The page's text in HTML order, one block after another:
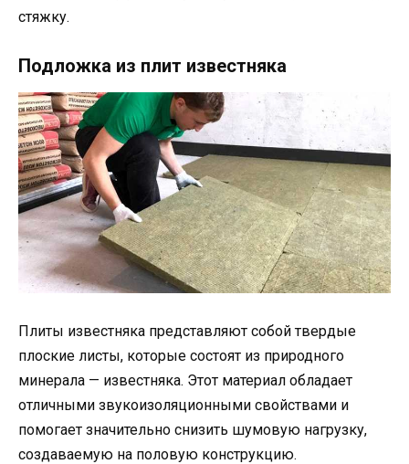
стяжку.
Подложка из плит известняка
Плиты известняка представляют собой твердые
плоские листы, которые состоят из природного
минерала — известняка. Этот материал обладает
отличными звукоизоляционными свойствами и
помогает значительно снизить шумовую нагрузку,
создаваемую на половую конструкцию.